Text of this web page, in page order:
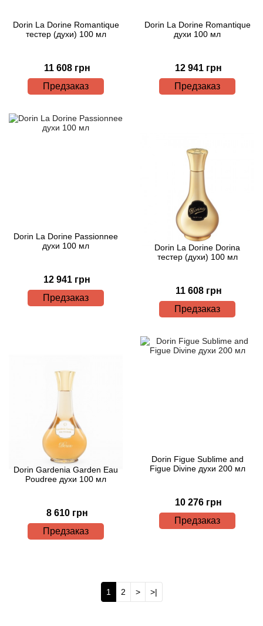
Dorin La Dorine Romantique
тестер (духи) 100 мл
11 608 грн
Предзаказ
Dorin La Dorine Romantique
духи 100 мл
12 941 грн
Предзаказ
Dorin La Dorine Passionnee
духи 100 мл
12 941 грн
Предзаказ
Dorin La Dorine Dorina
тестер (духи) 100 мл
11 608 грн
Предзаказ
Dorin Gardenia Garden Eau
Poudree духи 100 мл
8 610 грн
Предзаказ
Dorin Figue Sublime and
Figue Divine духи 200 мл
10 276 грн
Предзаказ
1 2 > >|
Beso Beach
Beyonce
Bill Blass
Biotherm
Boadicea the Victorious
Bogdan Zubchenko
Bois 1920
Bond No.9